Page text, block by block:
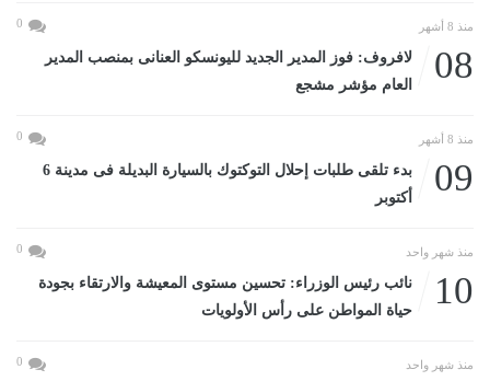
منذ 8 أشهر 0
08
لافروف: فوز المدير الجديد لليونسكو العنانى بمنصب المدير
العام مؤشر مشجع
منذ 8 أشهر 0
09
بدء تلقى طلبات إحلال التوكتوك بالسيارة البديلة فى مدينة 6
أكتوبر
منذ شهر واحد 0
10
نائب رئيس الوزراء: تحسين مستوى المعيشة والارتقاء بجودة
حياة المواطن على رأس الأولويات
منذ شهر واحد 0